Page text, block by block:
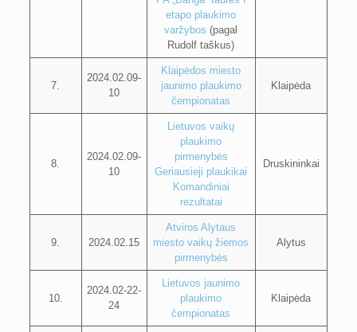
etapo plaukimo
varžybos(pagal
Rudolf taškus)
7.
2024.02.09-
10
Klaipėdos miesto
jaunimo plaukimo
čempionatas
Klaipėda
8.
2024.02.09-
10
Lietuvos vaikų
plaukimo
pirmenybės
Geriausieji plaukikai
Komandiniai
rezultatai
Druskininkai
9. 2024.02.15
Atviros Alytaus
miesto vaikų žiemos
pirmenybės
Alytus
10.
2024.02-22-
24
Lietuvos jaunimo
plaukimo
čempionatas
Klaipėda